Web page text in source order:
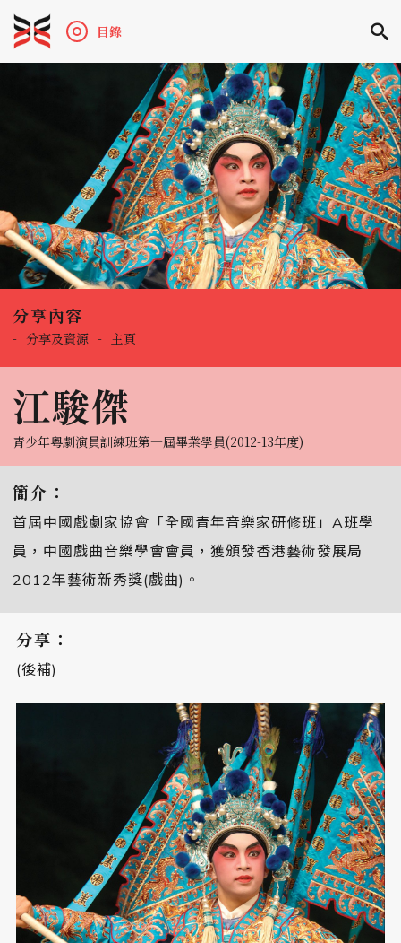
目錄
分享內容
- 分享及資源 - 主頁
江駿傑
青少年粵劇演員訓練班第一屆畢業學員(2012-13年度)
簡介：
首屆中國戲劇家協會「全國青年音樂家研修班」A班學
員，中國戲曲音樂學會會員，獲頒發香港藝術發展局
2012年藝術新秀獎(戲曲)。
分享：
(後補)